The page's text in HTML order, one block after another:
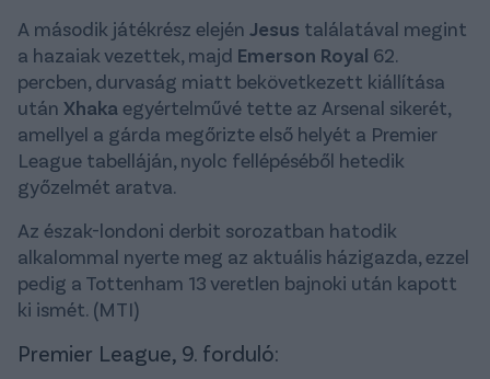
A második játékrész elején Jesus találatával megint
a hazaiak vezettek, majd Emerson Royal 62.
percben, durvaság miatt bekövetkezett kiállítása
után Xhakaegyértelművé tette az Arsenal sikerét,
amellyel a gárda megőrizte első helyét a Premier
League tabelláján, nyolc fellépéséből hetedik
győzelmét aratva.
Az észak-londoni derbit sorozatban hatodik
alkalommal nyerte meg az aktuális házigazda, ezzel
pedig a Tottenham 13 veretlen bajnoki után kapott
ki ismét. (MTI)
Premier League, 9. forduló: